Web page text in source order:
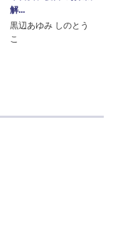
解...
黒辺あゆみ しのとう
こ